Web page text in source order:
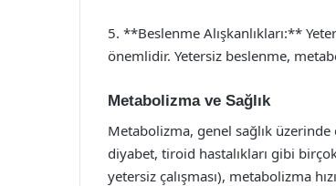
5. **Beslenme Alışkanlıkları:**
önemlidir. Yetersiz beslenme,
Metabolizma ve Sağlık
Metabolizma, genel sağlık
diyabet, tiroid hastalıkları gibi
yetersiz çalışması), metabolizma